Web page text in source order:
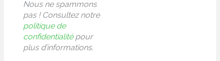
Nous ne spammons
pas ! Consultez notre
politique de
confidentialitépour
plus d’informations.